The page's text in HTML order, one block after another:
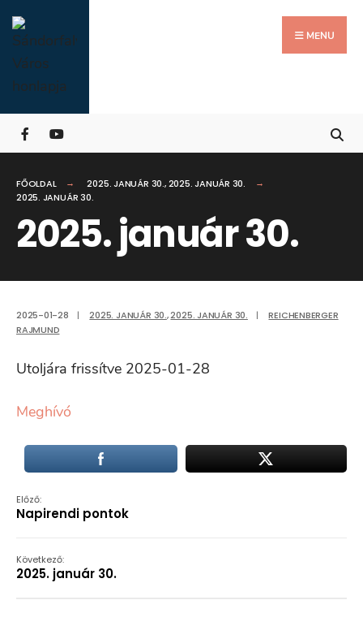
Skip
to
content
MENU
FŐOLDAL 2025. JANUÁR 30.,2025. JANUÁR 30.
2025. JANUÁR 30.
2025. január 30.
2025-01-28 | 2025. JANUÁR 30.,2025. JANUÁR 30. |
REICHENBERGER
RAJMUND
Utoljára frissítve 2025-01-28
Meghívó
Előző:
Napirendi pontok
Következő:
2025. január 30.
for:
Close